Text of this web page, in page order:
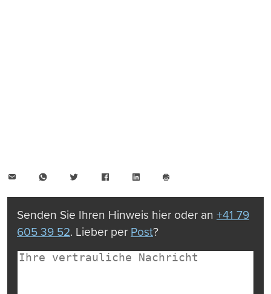
WhatsAppTwitter FacebookLinkedIn
drucken
Senden Sie Ihren Hinweis hier oder an +41 79
605 39 52. Lieber per Post?